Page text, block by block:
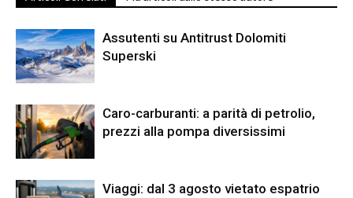
Assutenti su Antitrust Dolomiti
Superski
Caro-carburanti: a parità di petrolio,
prezzi alla pompa diversissimi
Viaggi: dal 3 agosto vietato espatrio